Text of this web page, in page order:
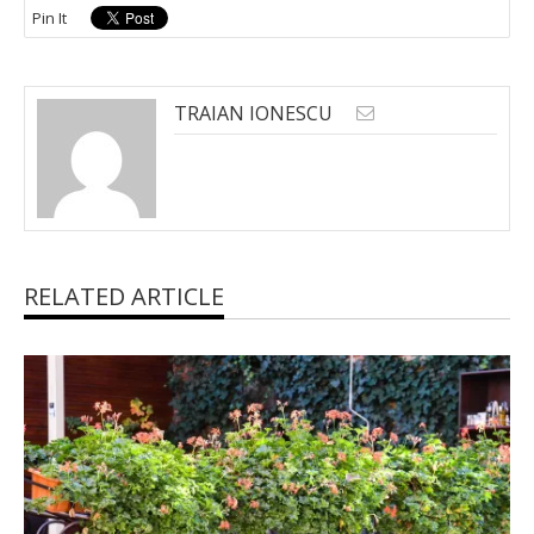
Pin It
TRAIAN IONESCU
RELATED ARTICLE